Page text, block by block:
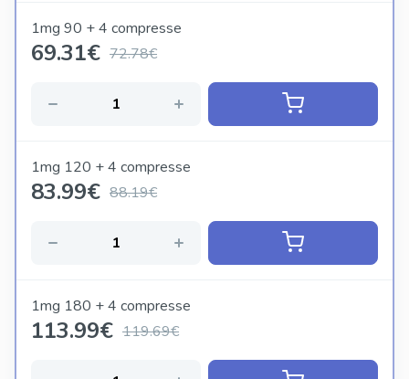
1mg 90 + 4 compresse
69.31€ 72.78€
1mg 120 + 4 compresse
83.99€ 88.19€
1mg 180 + 4 compresse
113.99€ 119.69€